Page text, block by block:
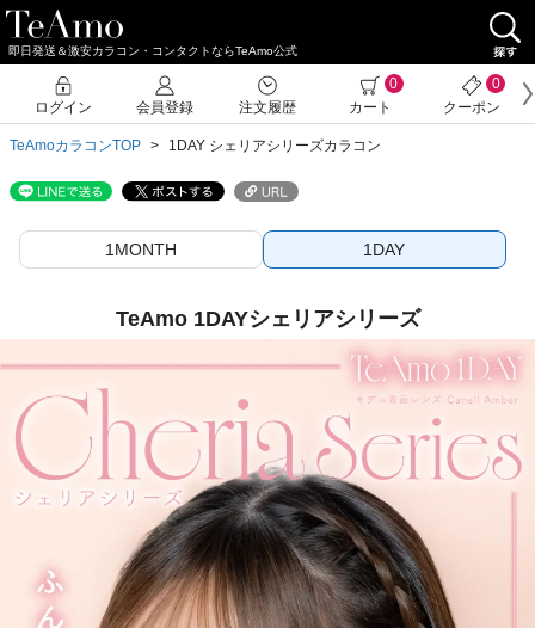
即日発送＆激安カラコン・コンタクトならTeAmo公式
TeAmoカラコンTOP 1DAY シェリアシリーズカラコン
1MONTH 1DAY
TeAmo 1DAYシェリアシリーズ
ログイン 会員登録 注文履歴
0
カート
0
クーポン